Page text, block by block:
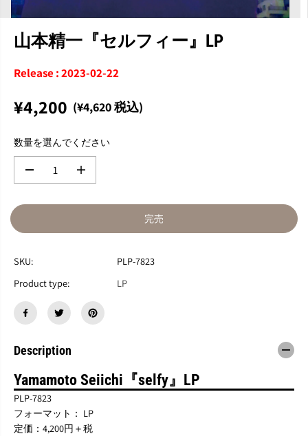
山本精一『セルフィー』LP
Release : 2023-02-22
通
価
格
¥4,200 (¥4,620 税込)
完
数量を選んでください
本
精
『
セ
ィ
』
L
P
数
『
セ
』
P
完売
SKU:
PLP-7823
Product type:
LP
Description
Yamamoto Seiichi『selfy』LP
PLP-7823
フォーマット： LP
定価：4,200円＋税